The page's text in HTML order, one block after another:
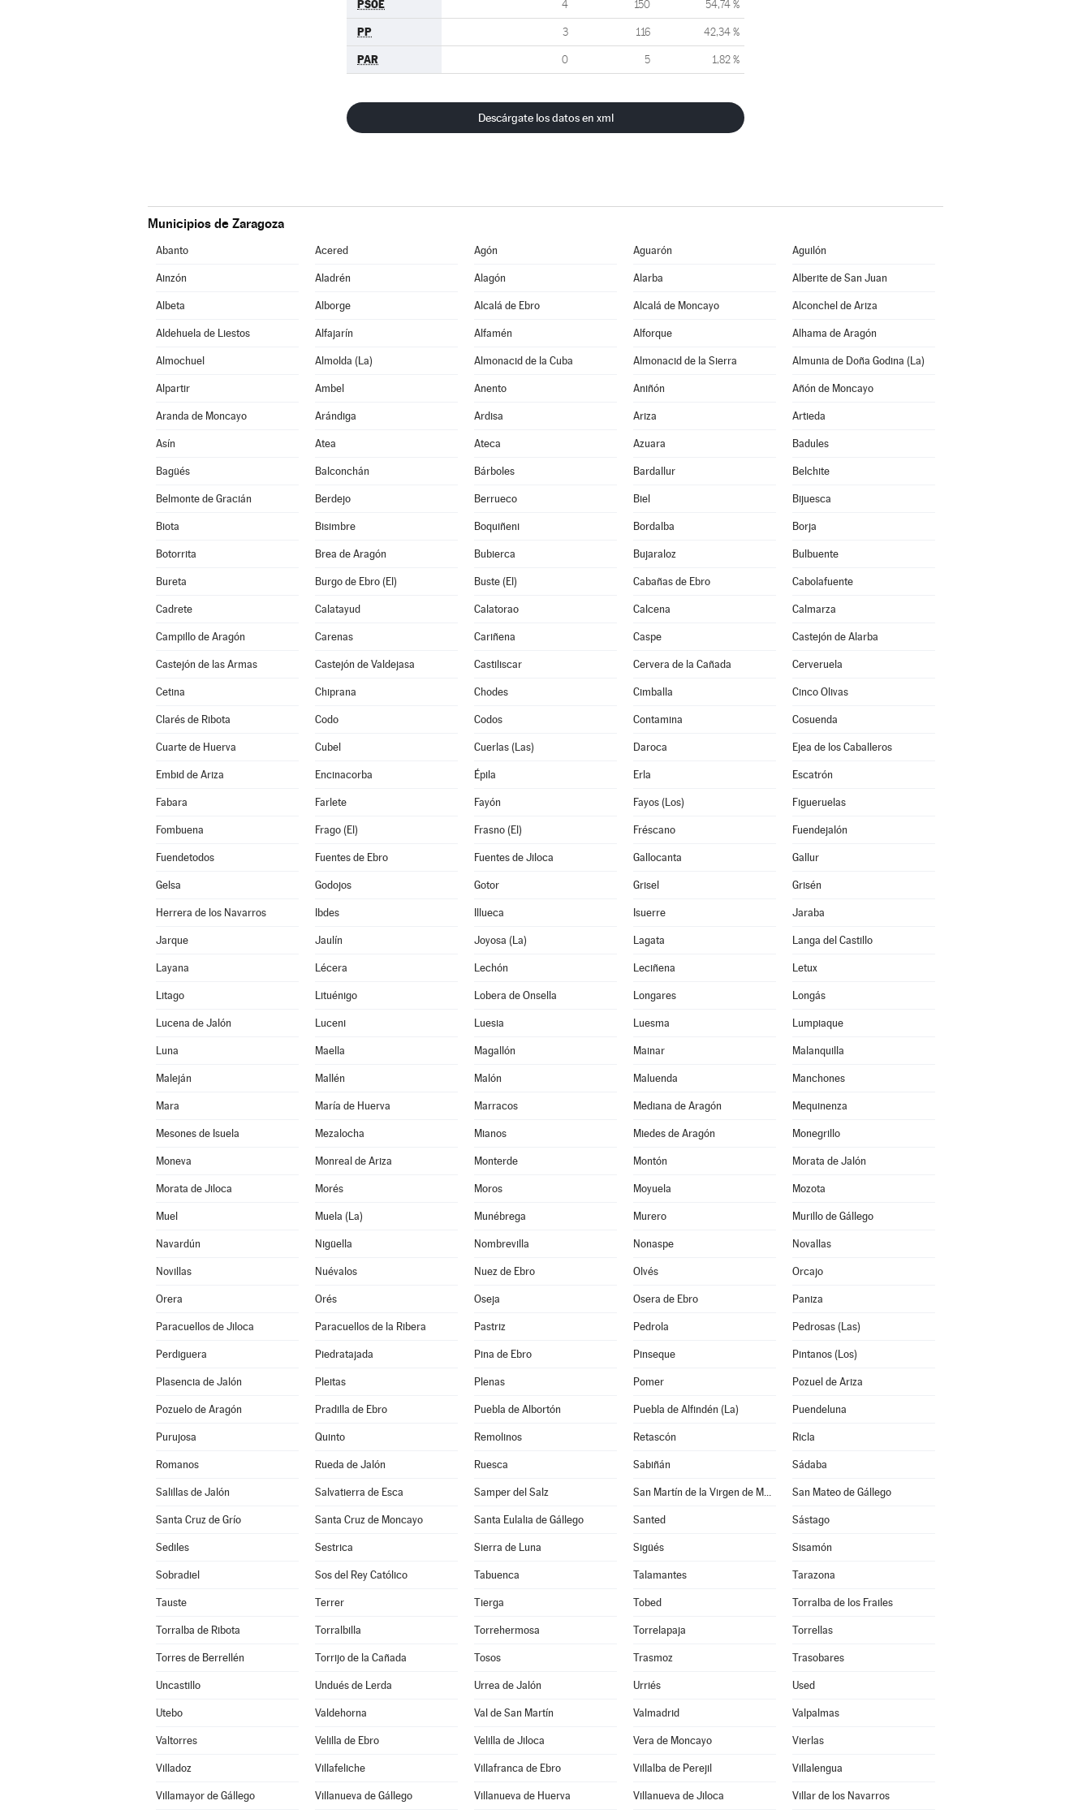
PSOE 4 150 54,74 %
PP 3 116 42,34 %
PAR 0 5 1,82 %
Descárgate los datos en xml
Municipios de Zaragoza
Abanto Acered Agón Aguarón Aguilón
Ainzón Aladrén Alagón Alarba Alberite de San Juan
Albeta Alborge Alcalá de Ebro Alcalá de Moncayo Alconchel de Ariza
Aldehuela de Liestos Alfajarín Alfamén Alforque Alhama de Aragón
Almochuel Almolda (La) Almonacid de la Cuba Almonacid de la Sierra Almunia de Doña Godina (La)
Alpartir Ambel Anento Aniñón Añón de Moncayo
Aranda de Moncayo Arándiga Ardisa Ariza Artieda
Asín Atea Ateca Azuara Badules
Bagüés Balconchán Bárboles Bardallur Belchite
Belmonte de Gracián Berdejo Berrueco Biel Bijuesca
Biota Bisimbre Boquiñeni Bordalba Borja
Botorrita Brea de Aragón Bubierca Bujaraloz Bulbuente
Bureta Burgo de Ebro (El) Buste (El) Cabañas de Ebro Cabolafuente
Cadrete Calatayud Calatorao Calcena Calmarza
Campillo de Aragón Carenas Cariñena Caspe Castejón de Alarba
Castejón de las Armas Castejón de Valdejasa Castiliscar Cervera de la Cañada Cerveruela
Cetina Chiprana Chodes Cimballa Cinco Olivas
Clarés de Ribota Codo Codos Contamina Cosuenda
Cuarte de Huerva Cubel Cuerlas (Las) Daroca Ejea de los Caballeros
Embid de Ariza Encinacorba Épila Erla Escatrón
Fabara Farlete Fayón Fayos (Los) Figueruelas
Fombuena Frago (El) Frasno (El) Fréscano Fuendejalón
Fuendetodos Fuentes de Ebro Fuentes de Jiloca Gallocanta Gallur
Gelsa Godojos Gotor Grisel Grisén
Herrera de los Navarros Ibdes Illueca Isuerre Jaraba
Jarque Jaulín Joyosa (La) Lagata Langa del Castillo
Layana Lécera Lechón Leciñena Letux
Litago Lituénigo Lobera de Onsella Longares Longás
Lucena de Jalón Luceni Luesia Luesma Lumpiaque
Luna Maella Magallón Mainar Malanquilla
Maleján Mallén Malón Maluenda Manchones
Mara María de Huerva Marracos Mediana de Aragón Mequinenza
Mesones de Isuela Mezalocha Mianos Miedes de Aragón Monegrillo
Moneva Monreal de Ariza Monterde Montón Morata de Jalón
Morata de Jiloca Morés Moros Moyuela Mozota
Muel Muela (La) Munébrega Murero Murillo de Gállego
Navardún Nigüella Nombrevilla Nonaspe Novallas
Novillas Nuévalos Nuez de Ebro Olvés Orcajo
Orera Orés Oseja Osera de Ebro Paniza
Paracuellos de Jiloca Paracuellos de la Ribera Pastriz Pedrola Pedrosas (Las)
Perdiguera Piedratajada Pina de Ebro Pinseque Pintanos (Los)
Plasencia de Jalón Pleitas Plenas Pomer Pozuel de Ariza
Pozuelo de Aragón Pradilla de Ebro Puebla de Albortón Puebla de Alfindén (La) Puendeluna
Purujosa Quinto Remolinos Retascón Ricla
Romanos Rueda de Jalón Ruesca Sabiñán Sádaba
Salillas de Jalón Salvatierra de Esca Samper del Salz San Martín de la Virgen de Moncayo San Mateo de Gállego
Santa Cruz de Grío Santa Cruz de Moncayo Santa Eulalia de Gállego Santed Sástago
Sediles Sestrica Sierra de Luna Sigüés Sisamón
Sobradiel Sos del Rey Católico Tabuenca Talamantes Tarazona
Tauste Terrer Tierga Tobed Torralba de los Frailes
Torralba de Ribota Torralbilla Torrehermosa Torrelapaja Torrellas
Torres de Berrellén Torrijo de la Cañada Tosos Trasmoz Trasobares
Uncastillo Undués de Lerda Urrea de Jalón Urriés Used
Utebo Valdehorna Val de San Martín Valmadrid Valpalmas
Valtorres Velilla de Ebro Velilla de Jiloca Vera de Moncayo Vierlas
Villadoz Villafeliche Villafranca de Ebro Villalba de Perejil Villalengua
Villamayor de Gállego Villanueva de Gállego Villanueva de Huerva Villanueva de Jiloca Villar de los Navarros